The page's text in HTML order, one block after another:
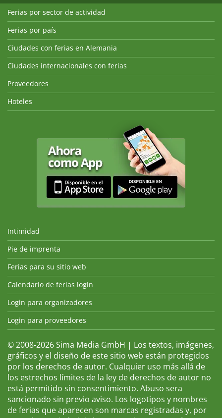
Ferias por sector de actividad
Ferias por país
Ciudades con ferias en Alemania
Ciudades internacionales con ferias
Proveedores
Hoteles
Intimidad
Pie de imprenta
Ferias para su sitio web
Calendario de ferias login
Login para organizadores
Login para proveedores
© 2008-2026 Sima Media GmbH | Los textos, imágenes,
gráficos y el diseño de este sitio web están protegidos
por los derechos de autor. Cualquier uso más allá de
los estrechos límites de la ley de derechos de autor no
está permitido sin consentimiento. Abuso sera
sancionado sin previo aviso. Los logotipos y nombres
de ferias que aparecen son marcas registradas y, por